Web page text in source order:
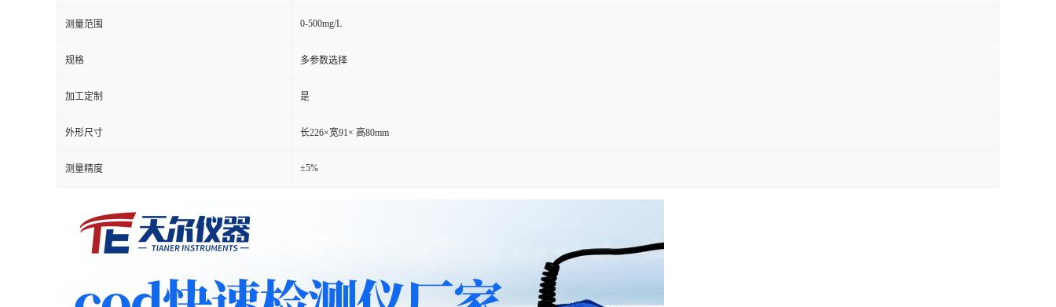
测量范围 0-500mg/L
规格 多参数选择
加工定制 是
外形尺寸 长226×宽91× 高80mm
测量精度 ±5%